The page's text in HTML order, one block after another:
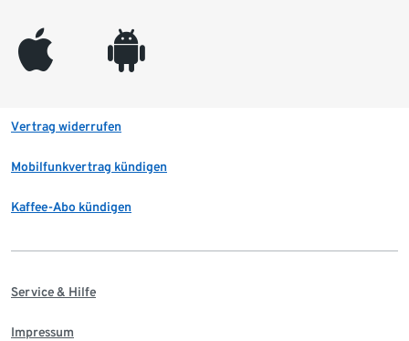
appleinc android
Vertrag widerrufen
Mobilfunkvertrag kündigen
Kaffee-Abo kündigen
Service & Hilfe
Impressum